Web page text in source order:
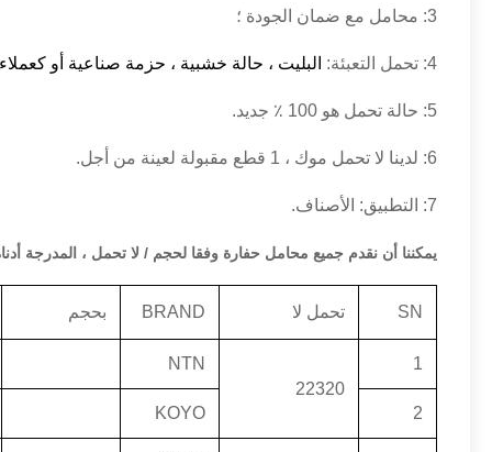
3: محامل مع ضمان الجودة ؛
4: تحمل التعبئة: البليت ، حالة خشبية ، حزمة صناعية أو كعملاء
5: حالة تحمل هو 100 ٪ جديد.
6: لدينا لا تحمل موك ، 1 قطع مقبولة لعينة من أجل.
7: التطبيق: الأصناف.
يمكننا أن نقدم جميع محامل حفارة وفقا لحجم / لا تحمل ، المدرجة
SN تحمل لا BRAND بحجم
1
22320
NTN
2
KOYO